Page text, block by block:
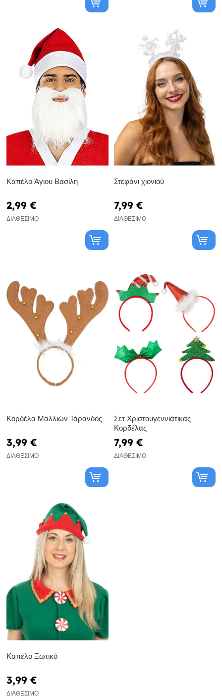
Καπέλο Άγιου Βασίλη
2,99 €
ΔΙΑΘΈΣΙΜΟ
Στεφάνι χιονιού
7,99 €
ΔΙΑΘΈΣΙΜΟ
Κορδέλα Μαλλιών Τάρανδος
3,99 €
ΔΙΑΘΈΣΙΜΟ
Σετ Χριστουγεννιάτικας
Κορδέλας
7,99 €
ΔΙΑΘΈΣΙΜΟ
Καπέλο Ξωτικό
3,99 €
ΔΙΑΘΈΣΙΜΟ